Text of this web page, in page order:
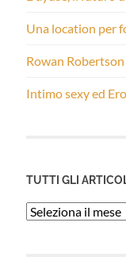
Una location per
Rowan
Intimo sexy ed
TUTTI GLI
Tutti